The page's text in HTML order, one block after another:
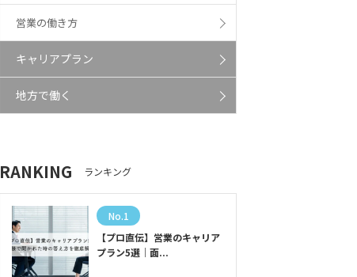
営業の働き方
キャリアプラン
地方で働く
RANKING ランキング
No.1
【プロ直伝】営業のキャリア
プラン5選｜面...